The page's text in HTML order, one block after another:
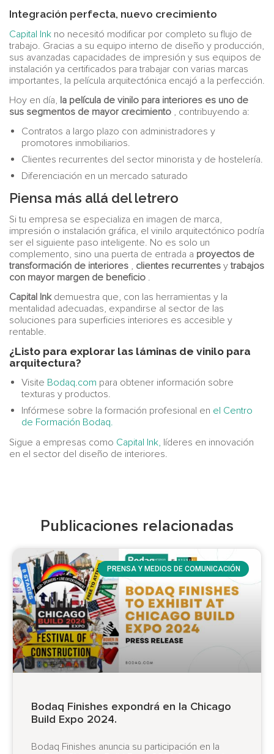
Integración perfecta, nuevo crecimiento
Capital Ink no necesitó modificar por completo su flujo de
trabajo. Gracias a su equipo interno de diseño y producción,
sus avanzadas capacidades de impresión y sus equipos de
instalación ya certificados para trabajar con varias marcas
importantes, la película arquitectónica encajó a la perfección.
Hoy en día, la película de vinilo para interiores es uno de
sus segmentos de mayor crecimiento , contribuyendo a:
Contratos a largo plazo con administradores y
promotores inmobiliarios.
Clientes recurrentes del sector minorista y de hostelería.
Diferenciación en un mercado saturado
Piensa más allá del letrero
Si tu empresa se especializa en imagen de marca,
impresión o instalación gráfica, el vinilo arquitectónico podría
ser el siguiente paso inteligente. No es solo un
complemento, sino una puerta de entrada a proyectos de
transformación de interiores , clientes recurrentes ytrabajos
con mayor margen de beneficio .
Capital Inkdemuestra que, con las herramientas y la
mentalidad adecuadas, expandirse al sector de las
soluciones para superficies interiores es accesible y
rentable.
¿Listo para explorar las láminas de vinilo para
arquitectura?
Visite Bodaq.com para obtener información sobre
texturas y productos.
Infórmese sobre la formación profesional en el Centro
de Formación Bodaq.
Sigue a empresas como Capital Ink, líderes en innovación
en el sector del diseño de interiores.
Publicaciones relacionadas
PRENSA Y MEDIOS DE COMUNICACIÓN
Bodaq Finishes expondrá en la Chicago
Build Expo 2024.
Bodaq Finishes anuncia su participación en la